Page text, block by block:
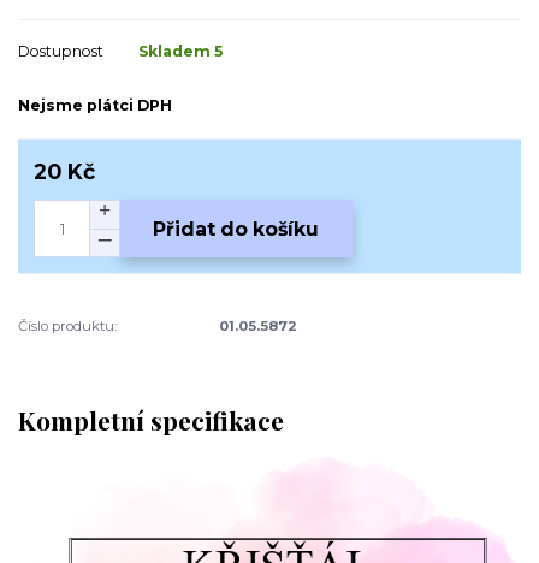
Dostupnost Skladem 5
Nejsme plátci DPH
20 Kč
Přidat do košíku
Číslo produktu: 01.05.5872
Kompletní specifikace